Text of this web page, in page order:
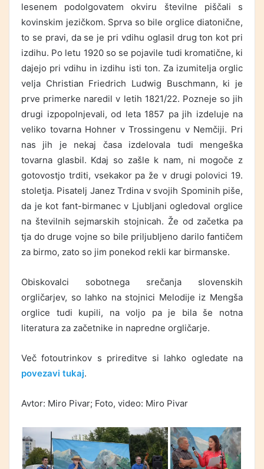
lesenem podolgovatem okviru številne piščali s
kovinskim jezičkom. Sprva so bile orglice diatonične,
to se pravi, da se je pri vdihu oglasil drug ton kot pri
izdihu. Po letu 1920 so se pojavile tudi kromatične, ki
dajejo pri vdihu in izdihu isti ton. Za izumitelja orglic
velja Christian Friedrich Ludwig Buschmann, ki je
prve primerke naredil v letih 1821/22. Pozneje so jih
drugi izpopolnjevali, od leta 1857 pa jih izdeluje na
veliko tovarna Hohner v Trossingenu v Nemčiji. Pri
nas jih je nekaj časa izdelovala tudi mengeška
tovarna glasbil. Kdaj so zašle k nam, ni mogoče z
gotovostjo trditi, vsekakor pa že v drugi polovici 19.
stoletja. Pisatelj Janez Trdina v svojih Spominih piše,
da je kot fant-birmanec v Ljubljani ogledoval orglice
na številnih sejmarskih stojnicah. Že od začetka pa
tja do druge vojne so bile priljubljeno darilo fantičem
za birmo, zato so jim ponekod rekli kar birmanske.
Obiskovalci sobotnega srečanja slovenskih
orgličarjev, so lahko na stojnici Melodije iz Mengša
orglice tudi kupili, na voljo pa je bila še notna
literatura za začetnike in napredne orgličarje.
Več fotoutrinkov s prireditve si lahko ogledate na
povezavi tukaj.
Avtor: Miro Pivar; Foto, video: Miro Pivar